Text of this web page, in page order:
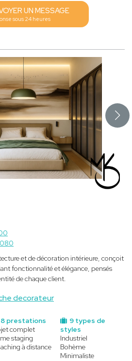
UN MESSAGE
sous 24 heures
decorateur
et de décoration intérieure, conçoit
fonctionnalité et élégance, pensés
de chaque client.
9 types de
styles
Industriel
Bohème
Minimaliste
8 prestations
complet
staging
à distance